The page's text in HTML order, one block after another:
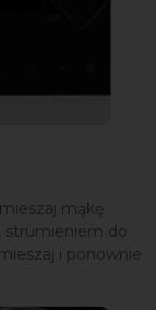
mąkę
strumieniem do
i ponownie